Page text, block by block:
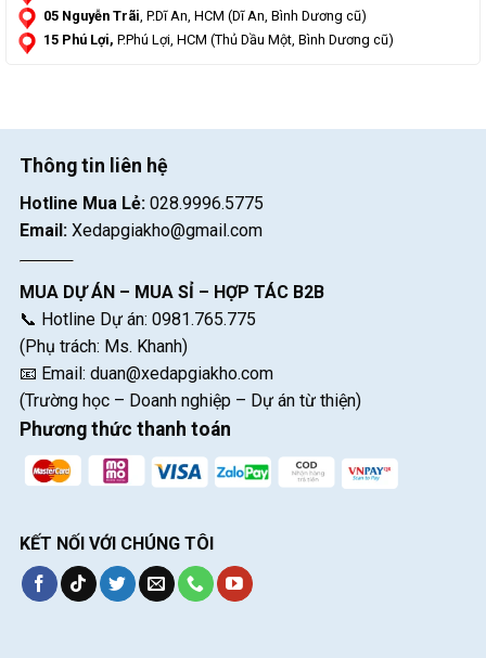
05 Nguyễn Trãi , P.Dĩ An, HCM (Dĩ An, Bình Dương cũ)
15 Phú Lợi, P.Phú Lợi, HCM (Thủ Dầu Một, Bình Dương cũ)
Thông tin liên hệ
Hotline Mua Lẻ: 028.9996.5775
Email: Xedapgiakho@gmail.com
MUA DỰ ÁN – MUA SỈ – HỢP TÁC B2B
📞 Hotline Dự án: 0981.765.775
(Phụ trách: Ms. Khanh)
📧 Email: duan@xedapgiakho.com
(Trường học – Doanh nghiệp – Dự án từ thiện)
Phương thức thanh toán
KẾT NỐI VỚI CHÚNG TÔI